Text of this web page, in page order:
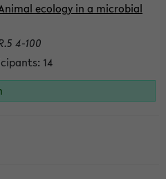
ecology in a microbial
4-100
14